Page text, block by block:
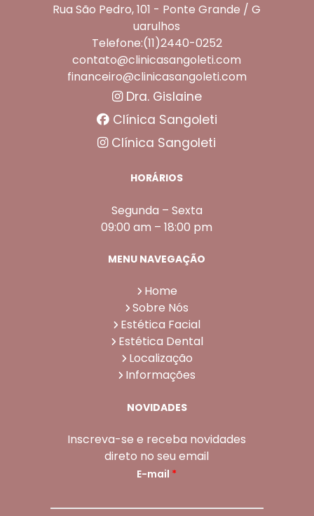
Rua São Pedro, 101 - Ponte Grande / G
uarulhos
Telefone:(11)2440-0252
contato@clinicasangoleti.com
financeiro@clinicasangoleti.com
Dra. Gislaine
Clínica Sangoleti
Clínica Sangoleti
HORÁRIOS
Segunda – Sexta
09:00 am – 18:00 pm
MENU NAVEGAÇÃO
Home
Sobre Nós
Estética Facial
Estética Dental
Localização
Informações
NOVIDADES
Inscreva-se e receba novidades
direto no seu email
E-mail *